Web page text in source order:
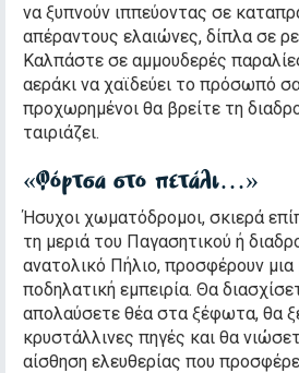
να ξυπνούν ιππεύοντας σε
απέραντους ελαιώνες, δίπλα σε
Καλπάστε σε αμμουδερές
αεράκι να χαϊδεύει το πρόσωπό
προχωρημένοι θα βρείτε τη
ταιριάζει.
«Φόρτσα στο πετάλι…»
Ήσυχοι χωματόδρομοι, σκιερά
τη μεριά του Παγασητικού ή
ανατολικό Πήλιο, προσφέρουν μια
ποδηλατική εμπειρία. Θα
απολαύσετε θέα στα ξέφωτα, θα
κρυστάλλινες πηγές και θα
αίσθηση ελευθερίας που